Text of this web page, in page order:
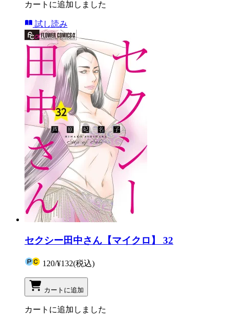
カートに追加しました
試し読み
セクシー田中さん【マイクロ】 32
120/¥132(税込)
カートに追加
カートに追加しました